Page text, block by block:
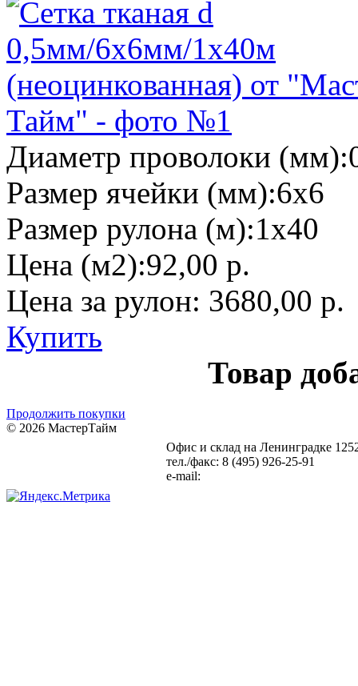
Диаметр проволоки (мм):
Размер ячейки (мм):6х6
Размер рулона (м):1х40
Цена (м2):92,00 р.
Цена за рулон: 3680,00 р.
Купить
Товар
Продолжить покупки
© 2026 МастерТайм
Офис и склад на Ленинградке
тел./факс: 8 (495) 926-25-91
e-mail: